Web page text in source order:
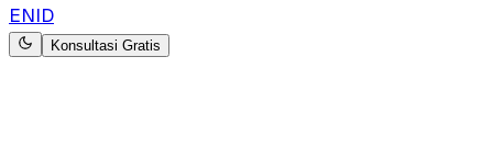
ENID
Konsultasi Gratis